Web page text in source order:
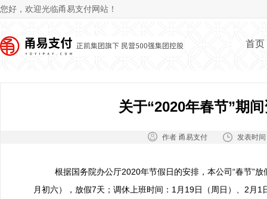
您好，欢迎光临甬易支付网站！
首页
关于“2020年春节”期
作者：甬易支付 发表时
根据国务院办公厅2020年节假日的安排，本公司“春节”
月初六），放假7天；调休上班时间：1月19日（周日）、2月